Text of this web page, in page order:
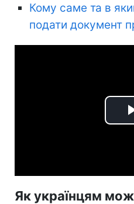
Кому саме та в
подати документ
Як українцям